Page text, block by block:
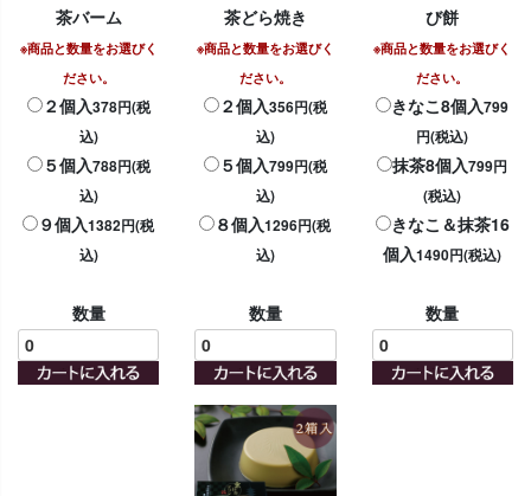
茶バーム
※商品と数量をお選びく
ださい。
２個入378円(税
込)
５個入788円(税
込)
９個入1382円(税
込)
数量
茶どら焼き
※商品と数量をお選びく
ださい。
２個入356円(税
込)
５個入799円(税
込)
８個入1296円(税
込)
数量
び餅
※商品と数量をお選びく
ださい。
きなこ8個入799
円(税込)
抹茶8個入799円
(税込)
きなこ＆抹茶16
個入1490円(税込)
数量